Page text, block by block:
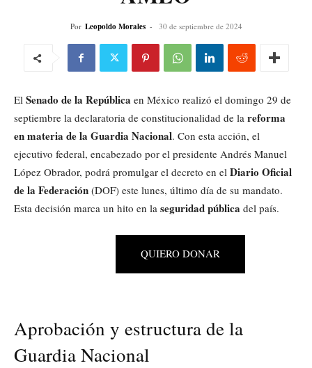
Por Leopoldo Morales - 30 de septiembre de 2024
El Senado de la República en México realizó el domingo 29 de
septiembre la declaratoria de constitucionalidad de la reforma
en materia de la Guardia Nacional. Con esta acción, el
ejecutivo federal, encabezado por el presidente Andrés Manuel
López Obrador, podrá promulgar el decreto en el Diario Oficial
de la Federación (DOF) este lunes, último día de su mandato.
Esta decisión marca un hito en la seguridad pública del país.
QUIERO DONAR
Aprobación y estructura de la
Guardia Nacional